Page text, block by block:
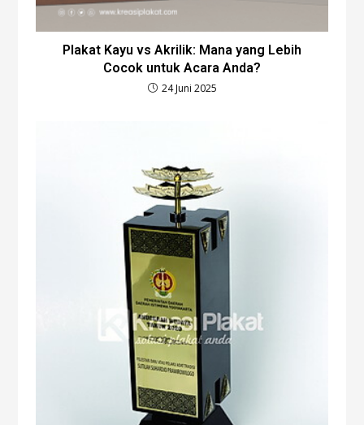
Plakat Kayu vs Akrilik: Mana yang Lebih
Cocok untuk Acara Anda?
24 Juni 2025